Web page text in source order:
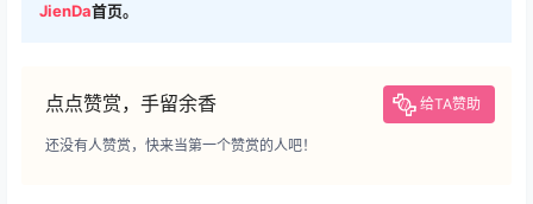
JienDa首页。
点点赞赏，手留余香 给TA赞助
还没有人赞赏，快来当第一个赞赏的人吧！